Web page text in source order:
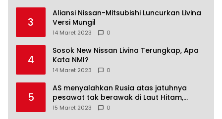
3
Aliansi Nissan-Mitsubishi Luncurkan Livina
Versi Mungil
14 Maret 2023 0
4
Sosok New Nissan Livina Terungkap, Apa
Kata NMI?
14 Maret 2023 0
5
AS menyalahkan Rusia atas jatuhnya
pesawat tak berawak di Laut Hitam,
Moskow menyangkal
15 Maret 2023 0